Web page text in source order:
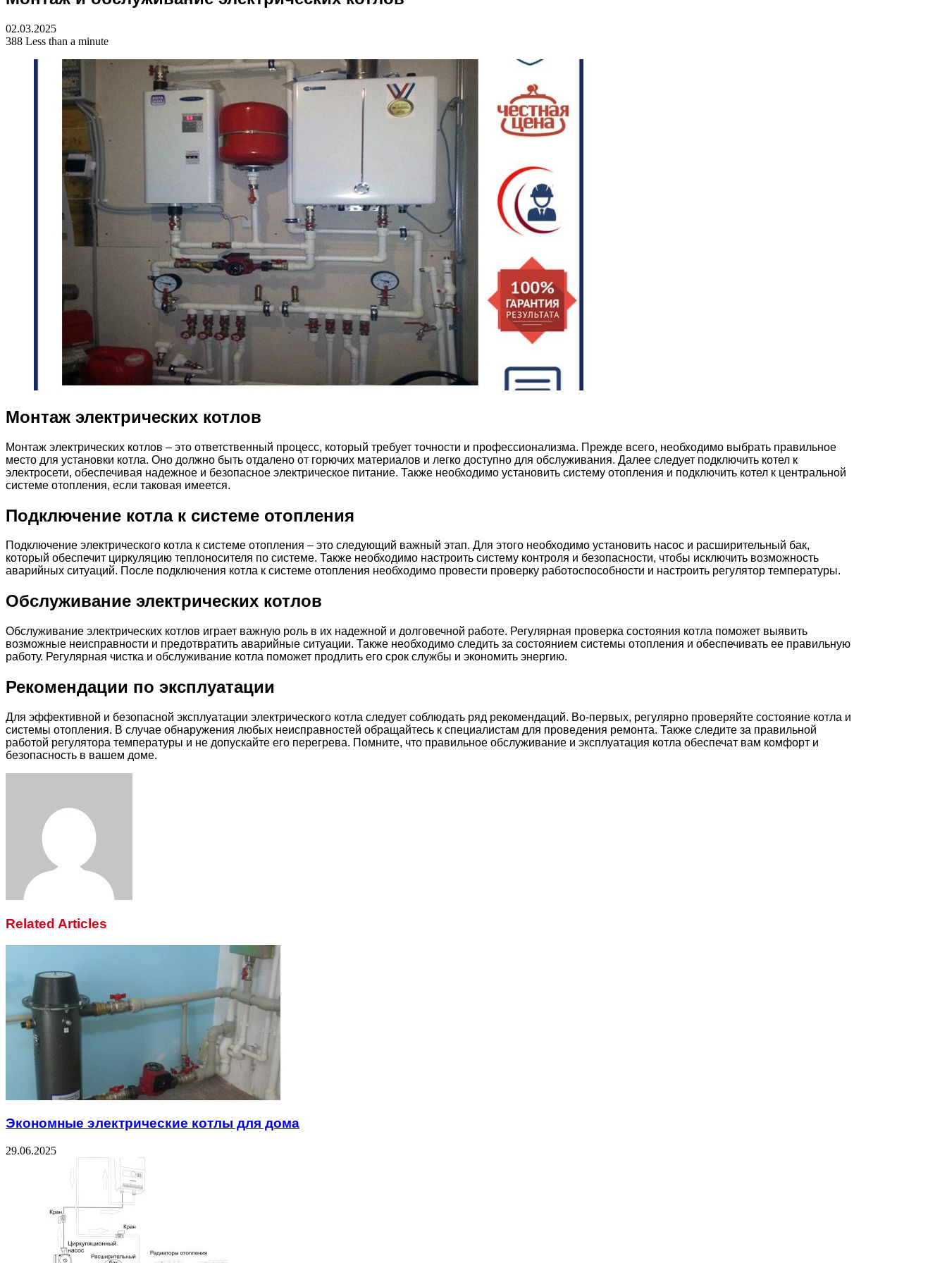
for
02.03.2025
388 Less than a minute
Монтаж электрических котлов
Монтаж электрических котлов – это ответственный процесс, который требует точности и профессионализма. Прежде всего, необходимо выбрать правильное
место для установки котла. Оно должно быть отдалено от горючих материалов и легко доступно для обслуживания. Далее следует подключить котел к
электросети, обеспечивая надежное и безопасное электрическое питание. Также необходимо установить систему отопления и подключить котел к центральной
системе отопления, если таковая имеется.
Подключение котла к системе отопления
Подключение электрического котла к системе отопления – это следующий важный этап. Для этого необходимо установить насос и расширительный бак,
который обеспечит циркуляцию теплоносителя по системе. Также необходимо настроить систему контроля и безопасности, чтобы исключить возможность
аварийных ситуаций. После подключения котла к системе отопления необходимо провести проверку работоспособности и настроить регулятор температуры.
Обслуживание электрических котлов
Обслуживание электрических котлов играет важную роль в их надежной и долговечной работе. Регулярная проверка состояния котла поможет выявить
возможные неисправности и предотвратить аварийные ситуации. Также необходимо следить за состоянием системы отопления и обеспечивать ее правильную
работу. Регулярная чистка и обслуживание котла поможет продлить его срок службы и экономить энергию.
Рекомендации по эксплуатации
Для эффективной и безопасной эксплуатации электрического котла следует соблюдать ряд рекомендаций. Во-первых, регулярно проверяйте состояние котла и
системы отопления. В случае обнаружения любых неисправностей обращайтесь к специалистам для проведения ремонта. Также следите за правильной
работой регулятора температуры и не допускайте его перегрева. Помните, что правильное обслуживание и эксплуатация котла обеспечат вам комфорт и
безопасность в вашем доме.
Related Articles
Экономные электрические котлы для дома
29.06.2025